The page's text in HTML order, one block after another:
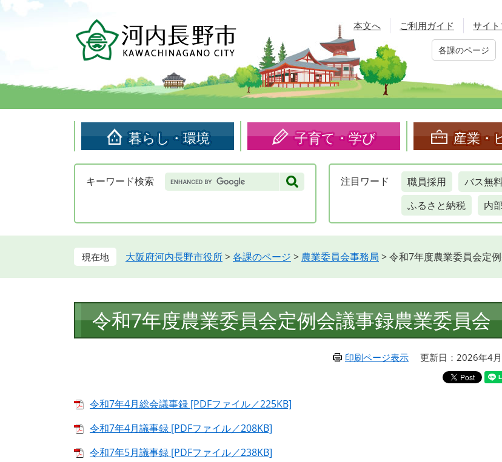
頭
す。
飛
し
本文へ ご利用ガイド サイ
各課のページ
暮らし・環境 子育て・学び 産業・
キーワード検索 Google
カ
検
注目 ワード 職員採用 バス無
ふるさと納税
内
大阪府河内長野市役所>各課のページ > 農業委員会事務局 >令和7年度農業委員会定
文
令和7年度農業委員会定例会議事録農業委員会
印刷ページ表示 更新日：2026年4
令和7年4月総会議事録 [PDFファイル／225KB]
令和7年4月議事録 [PDFファイル／208KB]
令和7年5月議事録 [PDFファイル／238KB]